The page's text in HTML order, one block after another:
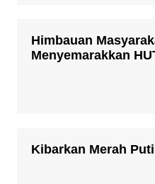
Himbauan
Menyemarakkan
Kibarkan Merah